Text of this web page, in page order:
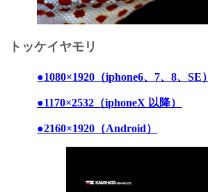
トッケイヤモリ
●1080×1920（iphone6、7、8、SE）
●1170×2532（iphoneX 以降）
●2160×1920（Android）